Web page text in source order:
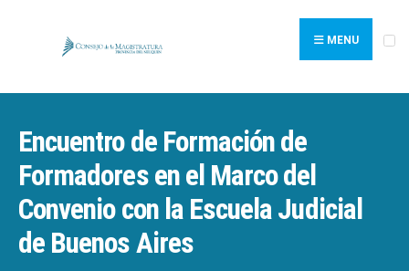
MENU
Encuentro de Formación de
Formadores en el Marco del
Convenio con la Escuela Judicial
de Buenos Aires